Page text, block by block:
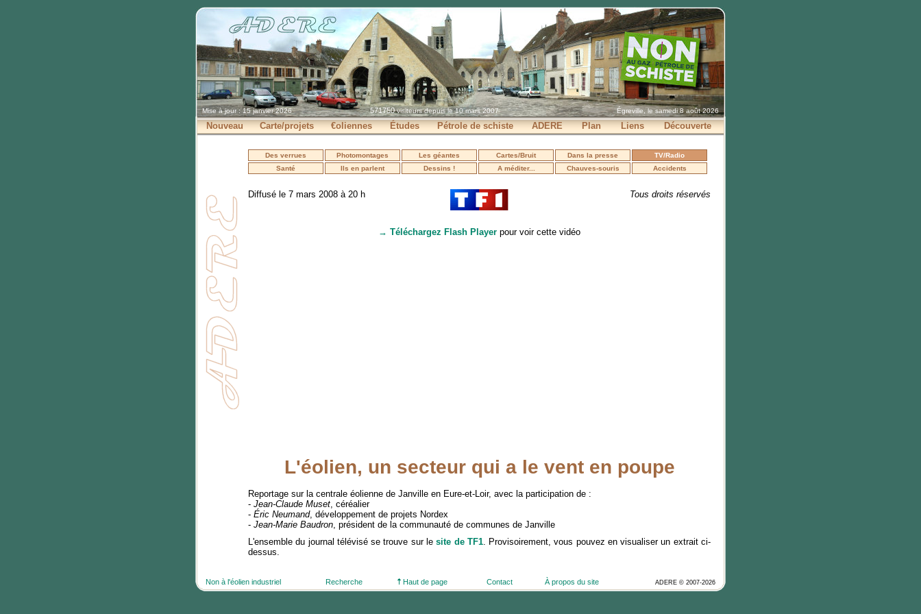
Mise à jour : 15 janvier 2026 571750visiteurs depuis le 10 mars 2007 Égreville, le samedi 8 août 2026
Nouveau Carte/projets €oliennes Études Pétrole de schiste ADERE Plan Liens Découverte
Des verrues Photomontages Les géantes Cartes/Bruit Dans la presse
TV/Radio
Santé
Ils en parlent Dessins ! A méditer... Chauves-souris Accidents
Diffusé le 7 mars 2008 à 20 h Tous droits réservés
→ Téléchargez Flash Player pour voir cette vidéo
L'éolien, un secteur qui a le vent en poupe
Reportage sur la centrale éolienne de Janville en Eure-et-Loir, avec la participation de :
- Jean-Claude Muset, céréalier
- Éric Neumand, développement de projets Nordex
- Jean-Marie Baudron, président de la communauté de communes de Janville
L'ensemble du journal télévisé se trouve sur lesite de TF1. Provisoirement, vous pouvez en visualiser un extrait ci-
dessus.
Non à l'éolien industriel Haut de page
Recherche Contact À propos du site ADERE © 2007-2026